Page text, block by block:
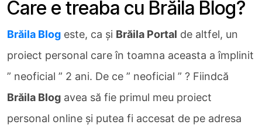
Care e treaba cu Brăila Blog?
Brăila Blog este, ca şi Brăila Portal de altfel, un
proiect personal care în toamna aceasta a împlinit
” neoficial ” 2 ani. De ce ” neoficial ” ? Fiindcă
Brăila Blog avea să fie primul meu proiect
personal online şi putea fi accesat de pe adresa